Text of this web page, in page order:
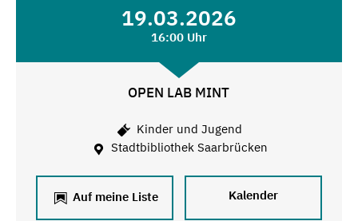
19.03.2026
16:00 Uhr
OPEN LAB MINT
Kinder und Jugend
Stadtbibliothek Saarbrücken
Auf meine Liste Kalender